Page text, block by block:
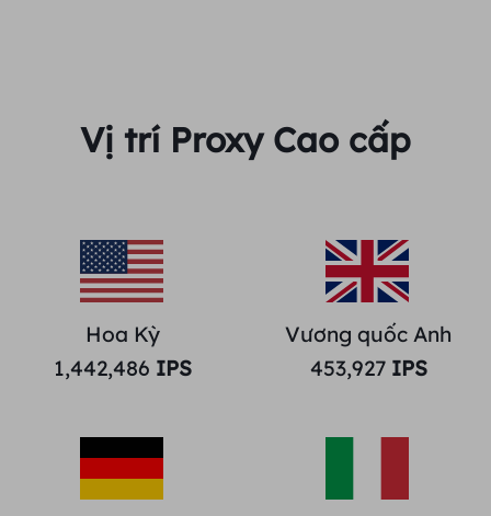
Vị trí Proxy Cao cấp
Hoa Kỳ
1,442,486 IPS
Vương quốc Anh
453,927IPS